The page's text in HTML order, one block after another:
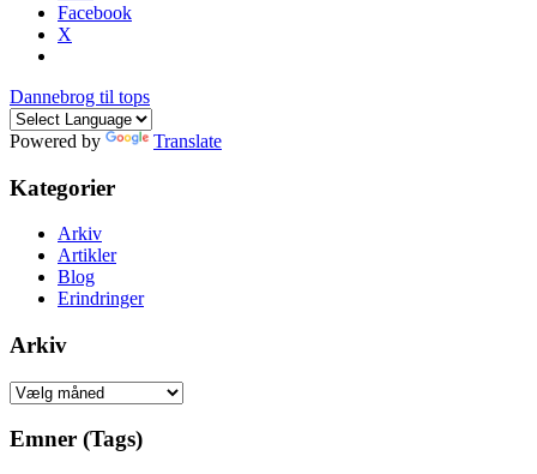
Facebook
X
Dannebrog til tops
Powered by Translate
Kategorier
Arkiv
Artikler
Blog
Erindringer
Arkiv
Arkiv
Emner (Tags)